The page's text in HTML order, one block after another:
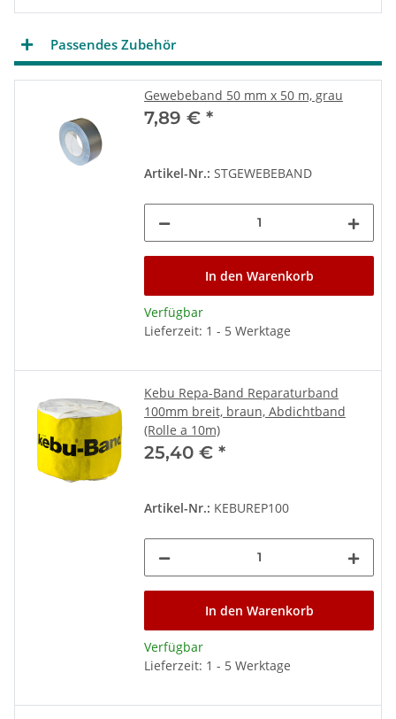
Passendes Zubehör
Gewebeband 50 mm x 50 m, grau
7,89 € *
Artikel-Nr.: STGEWEBEBAND
In den Warenkorb
Verfügbar
Lieferzeit: 1 - 5 Werktage
Kebu Repa-Band Reparaturband
100mm breit, braun, Abdichtband
(Rolle a 10m)
25,40 € *
Artikel-Nr.: KEBUREP100
In den Warenkorb
Verfügbar
Lieferzeit: 1 - 5 Werktage